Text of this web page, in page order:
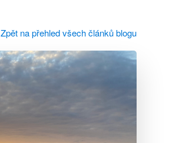
Zpět na přehled všech článků blogu